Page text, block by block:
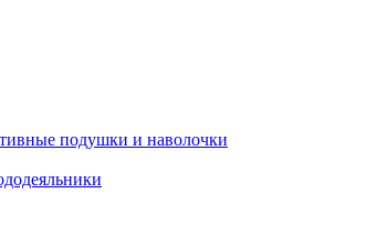
подушки и наволочки